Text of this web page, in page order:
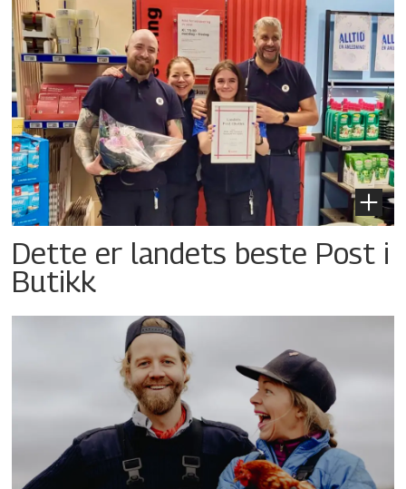
Dette er landets beste Post i
Butikk